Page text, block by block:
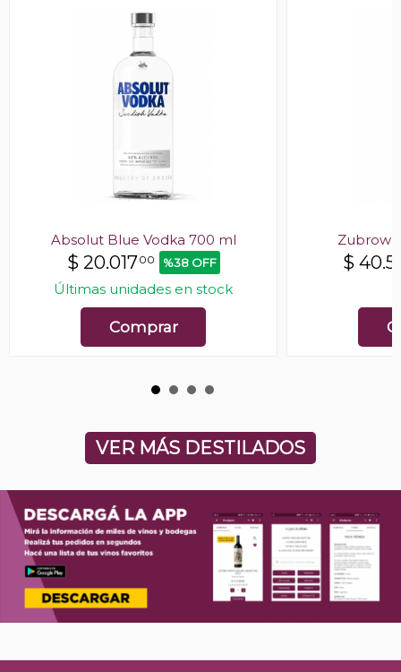
Absolut Blue Vodka 700 ml
$ 20.01700 %38 OFF
Últimas unidades en stock
Comprar
$
VER MÁS DESTILADOS